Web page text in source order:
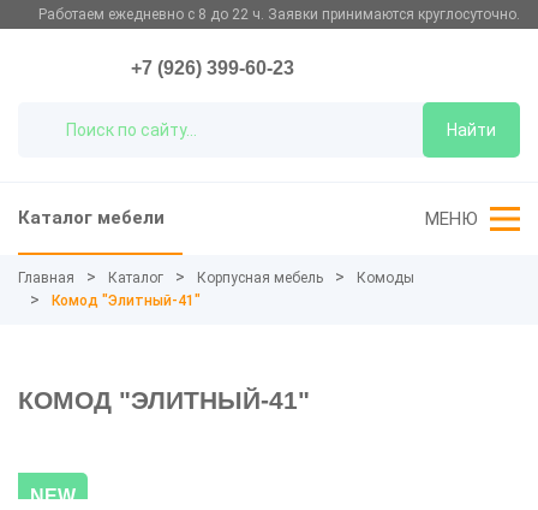
Работаем ежедневно с 8 до 22 ч. Заявки принимаются круглосуточно.
Найти
+7 (926) 399-60-23
Каталог мебели МЕНЮ
Главная Каталог Корпусная мебель
Комоды
Комод "Элитный-41"
КОМОД "ЭЛИТНЫЙ-41"
NEW